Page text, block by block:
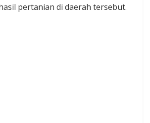
pertanian di daerah tersebut.